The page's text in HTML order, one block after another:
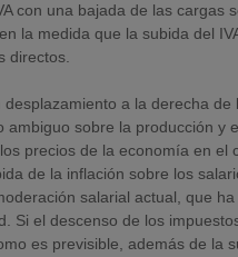
con una bajada de las cargas
la medida que la subida del
directos.
a la derecha de
ambiguo sobre la producción y
precios de la economía en el
de la inflación sobre los
salarial actual, que
Si el descenso de los
es previsible, además de la